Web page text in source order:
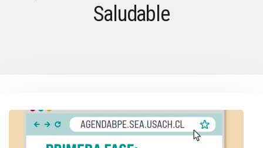
Saludable